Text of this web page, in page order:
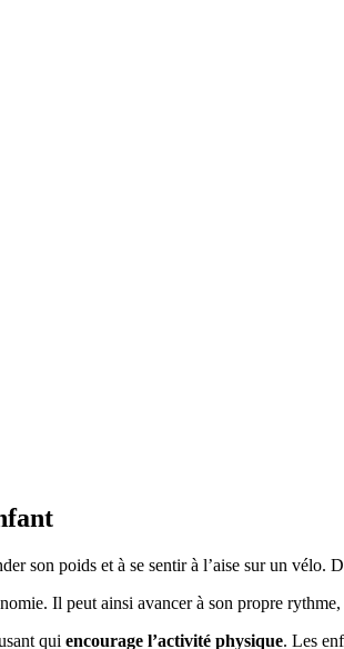
son poids et à se sentir à l’aise sur un
Il peut ainsi avancer à son propre
qui encourage l’activité physique. Les